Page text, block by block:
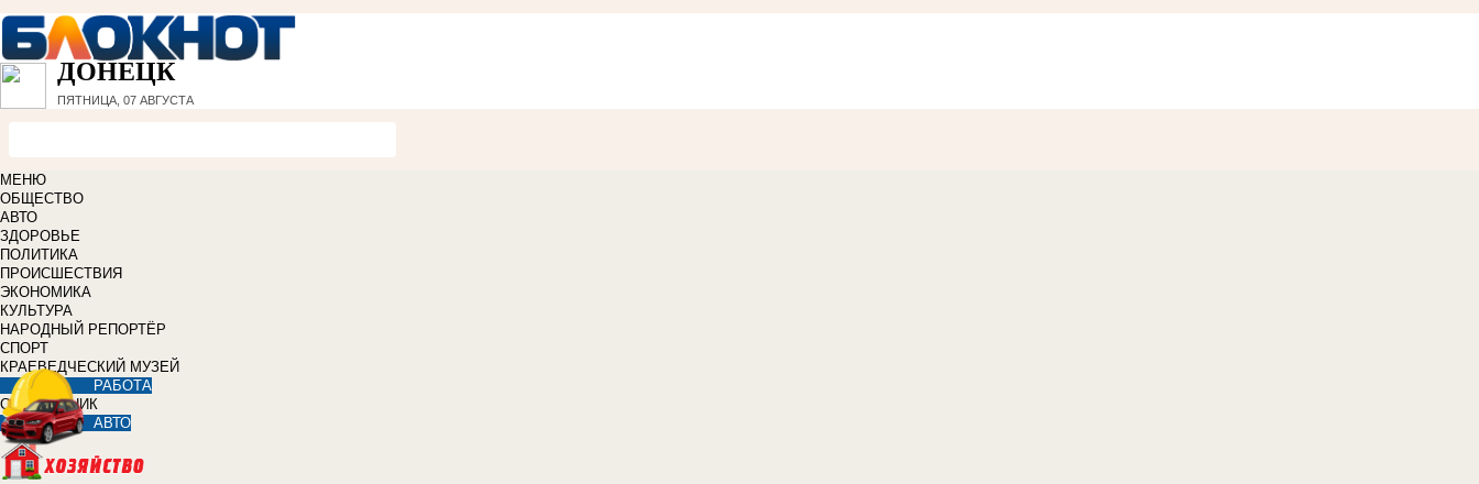
ДОНЕЦК
ПЯТНИЦА, 07 АВГУСТА
МЕНЮ
ОБЩЕСТВО
АВТО
ЗДОРОВЬЕ
ПОЛИТИКА
ПРОИСШЕСТВИЯ
ЭКОНОМИКА
КУЛЬТУРА
НАРОДНЫЙ РЕПОРТЁР
СПОРТ
КРАЕВЕДЧЕСКИЙ МУЗЕЙ
РАБОТА
СПРАВОЧНИК
АВТО